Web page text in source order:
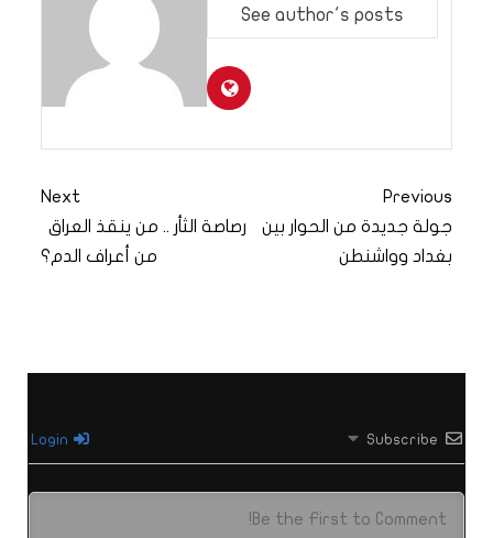
See author's posts
Previous
جولة جديدة من الحوار بين
بغداد وواشنطن
Next
رصاصة الثأر .. من ينقذ العراق
من أعراف الدم؟
Subscribe